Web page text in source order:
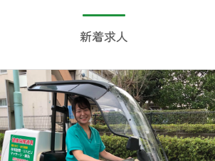
新着求人